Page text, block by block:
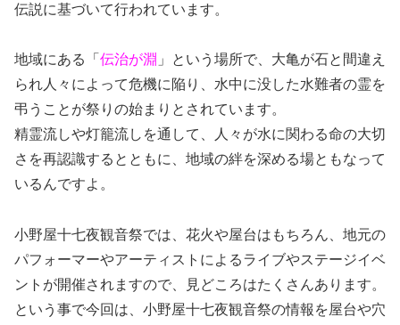
伝説に基づいて行われています。
地域にある「 伝治が淵 」という場所で、大亀が石と間違え
られ人々によって危機に陥り、水中に没した水難者の霊を
弔うことが祭りの始まりとされています。
精霊流しや灯籠流しを通して、人々が水に関わる命の大切
さを再認識するとともに、地域の絆を深める場ともなって
いるんですよ。
小野屋十七夜観音祭では、花火や屋台はもちろん、地元の
パフォーマーやアーティストによるライブやステージイベ
ントが開催されますので、見どころはたくさんあります。
という事で今回は、小野屋十七夜観音祭の情報を屋台や穴